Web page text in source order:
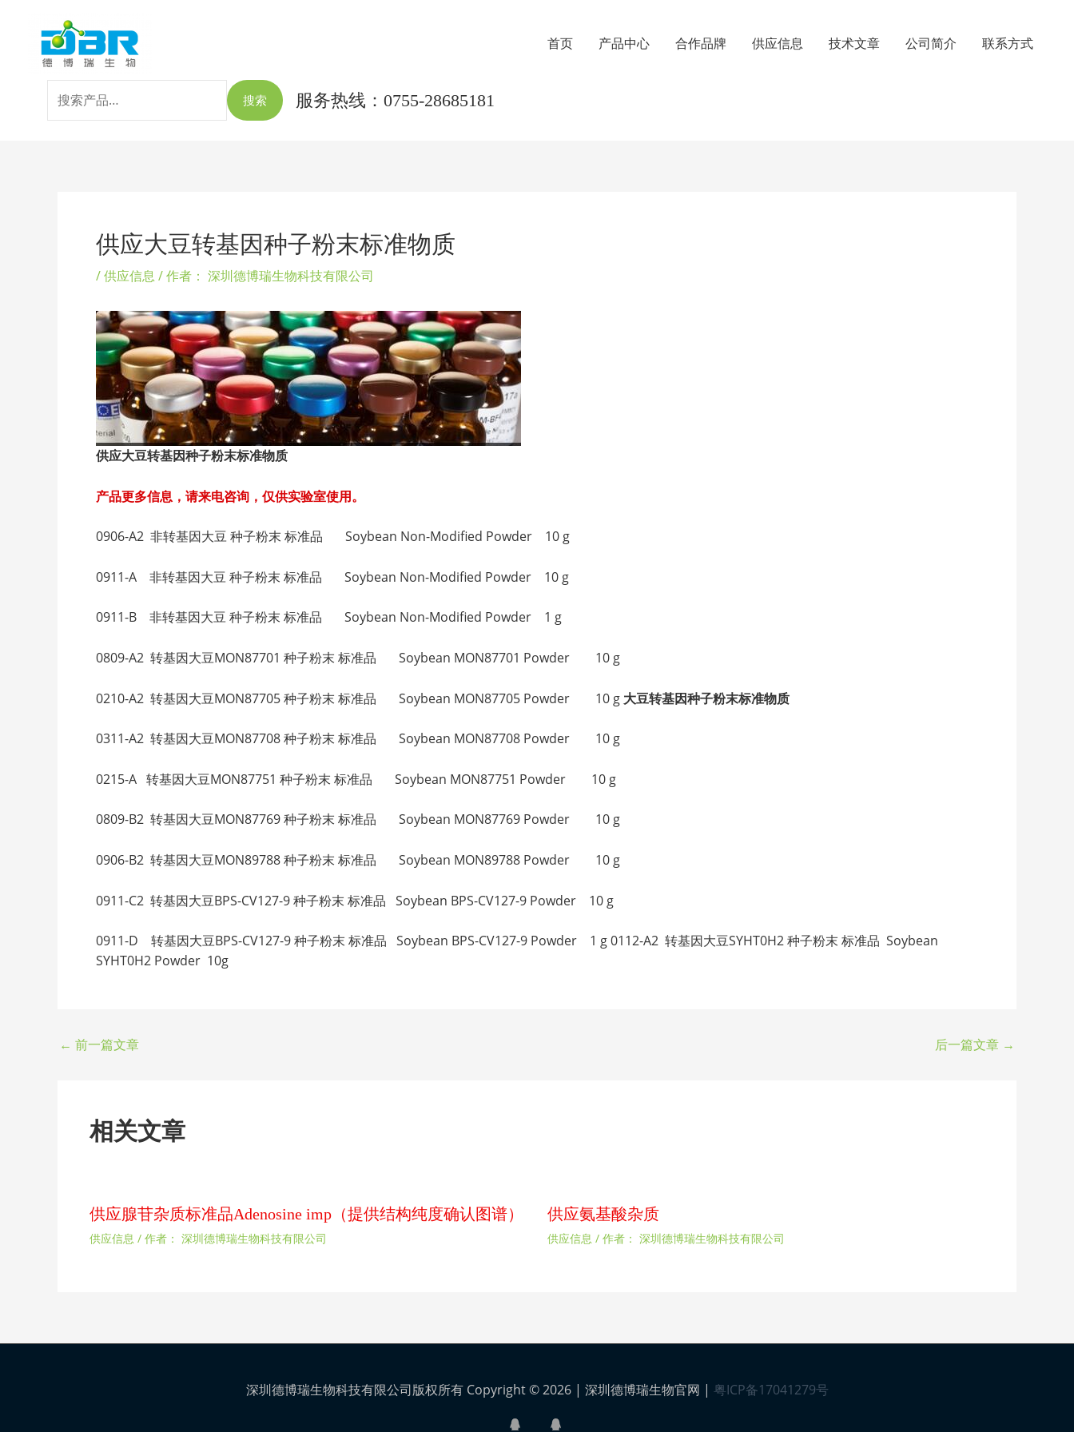
首页 产品中心 合作品牌 供应信息 技术文章 公司简介 联系方式
索：
搜索 服务热线：0755-28685181
供应大豆转基因种子粉末标准物质
/供应信息 / 作者： 深圳德博瑞生物科技有限公司
供应大豆转基因种子粉末标准物质
产品更多信息，请来电咨询，仅供实验室使用。
0906-A2 非转基因大豆 种子粉末 标准品 Soybean Non-Modified Powder 10 g
0911-A 非转基因大豆 种子粉末 标准品 Soybean Non-Modified Powder 10 g
0911-B 非转基因大豆 种子粉末 标准品 Soybean Non-Modified Powder 1 g
0809-A2 转基因大豆MON87701 种子粉末 标准品 Soybean MON87701 Powder 10 g
0210-A2 转基因大豆MON87705 种子粉末 标准品 Soybean MON87705 Powder 10 g 大豆转基因种子粉末标准物质
0311-A2 转基因大豆MON87708 种子粉末 标准品 Soybean MON87708 Powder 10 g
0215-A 转基因大豆MON87751 种子粉末 标准品 Soybean MON87751 Powder 10 g
0809-B2 转基因大豆MON87769 种子粉末 标准品 Soybean MON87769 Powder 10 g
0906-B2 转基因大豆MON89788 种子粉末 标准品 Soybean MON89788 Powder 10 g
0911-C2 转基因大豆BPS-CV127-9 种子粉末 标准品 Soybean BPS-CV127-9 Powder 10 g
0911-D 转基因大豆BPS-CV127-9 种子粉末 标准品 Soybean BPS-CV127-9 Powder 1 g 0112-A2 转基因大豆SYHT0H2 种子粉末 标准品 Soybean
SYHT0H2 Powder 10g
← 前一篇文章 后一篇文章 →
相关文章
供应腺苷杂质标准品Adenosine imp（提供结构纯度确认图谱）
供应信息 / 作者： 深圳德博瑞生物科技有限公司
供应氨基酸杂质
供应信息 / 作者： 深圳德博瑞生物科技有限公司
深圳德博瑞生物科技有限公司版权所有 Copyright © 2026 | 深圳德博瑞生物官网 | 粤ICP备17041279号